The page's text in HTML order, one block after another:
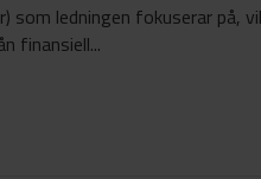
som ledningen fokuserar på,
finansiell...